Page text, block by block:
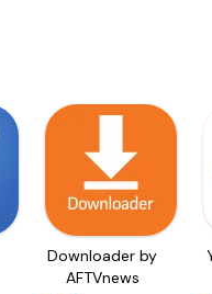
Downloader by
AFTVnews